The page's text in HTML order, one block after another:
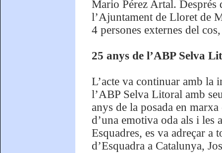
Mario Pérez Artal. Després
l’Ajuntament de Lloret de
4 persones externes del
25 anys de l’ABP Selva
L’acte va continuar amb la
l’ABP Selva Litoral amb
anys de la posada en
d’una emotiva oda als i les
Esquadres, es va adreçar a
d’Esquadra a Catalunya,